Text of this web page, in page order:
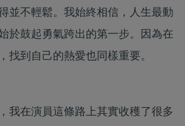
並不輕鬆。我始終相信，人生最動
於鼓起勇氣跨出的第一步。因為在
找到自己的熱愛也同樣重要。
我在演員這條路上其實收穫了很多